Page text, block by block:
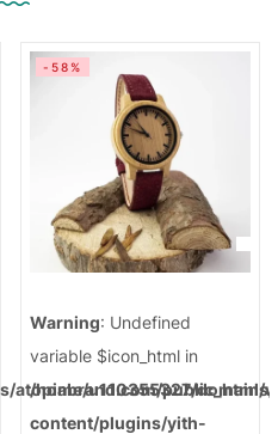
atopiabrand.com/public_html/
Warning: Undefined
variable $icon_html in
/home/u110355327/
content/plugins/yith-
-58%